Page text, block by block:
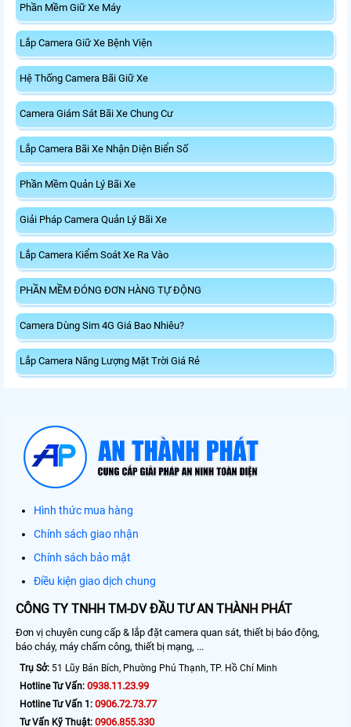
Phần Mềm Giữ Xe Máy
Lắp Camera Giữ Xe Bệnh Viện
Hệ Thống Camera Bãi Giữ Xe
Camera Giám Sát Bãi Xe Chung Cư
Lắp Camera Bãi Xe Nhận Diện Biển Số
Phần Mềm Quản Lý Bãi Xe
Giải Pháp Camera Quản Lý Bãi Xe
Lắp Camera Kiểm Soát Xe Ra Vào
PHẦN MỀM ĐÓNG ĐƠN HÀNG TỰ ĐỘNG
Camera Dùng Sim 4G Giá Bao Nhiêu?
Lắp Camera Năng Lượng Mặt Trời Giá Rẻ
Hình thức mua hàng
Chính sách giao nhận
Chính sách bảo mật
Điều kiện giao dịch chung
CÔNG TY TNHH TM-DV ĐẦU TƯ AN THÀNH PHÁT
Đơn vị chuyên cung cấp & lắp đặt camera quan sát, thiết bị báo động,
báo cháy, máy chấm công, thiết bị mạng, ...
Trụ Sở: 51 Lũy Bán Bích, Phường Phú Thạnh, TP. Hồ Chí Minh
Hotline Tư Vấn: 0938.11.23.99
Hotline Tư Vấn 1: 0906.72.73.77
Tư Vấn Kỹ Thuật: 0906.855.330